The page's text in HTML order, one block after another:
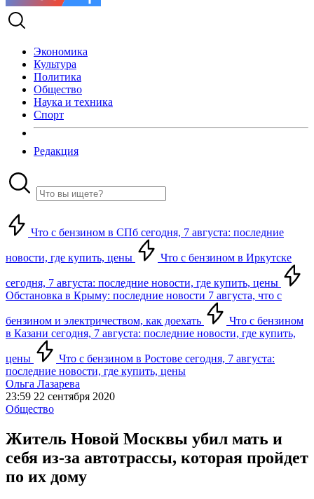
Экономика
Культура
Политика
Общество
Наука и техника
Спорт
Редакция
Что с бензином в СПб сегодня, 7 августа: последние
новости, где купить, цены Что с бензином в Иркутске
сегодня, 7 августа: последние новости, где купить, цены
Обстановка в Крыму: последние новости 7 августа, что с
бензином и электричеством, как доехать
Что с бензином
в Казани сегодня, 7 августа: последние новости, где купить,
цены
Что с бензином в Ростове сегодня, 7 августа:
последние новости, где купить, цены
Ольга Лазарева
23:59 22 сентября 2020
Общество
Житель Новой Москвы убил мать и
себя из-за автотрассы, которая пройдет
по их дому